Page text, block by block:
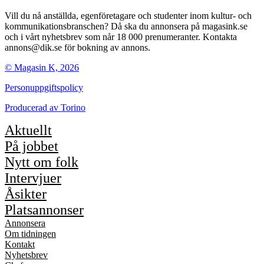
Vill du nå anställda, egenföretagare och studenter inom kultur- och
kommunikationsbranschen? Då ska du annonsera på magasink.se
och i vårt nyhetsbrev som når 18 000 prenumeranter. Kontakta
annons@dik.se för bokning av annons.
© Magasin K, 2026
Personuppgiftspolicy
Producerad av Torino
Aktuellt
På jobbet
Nytt om folk
Intervjuer
Åsikter
Platsannonser
Annonsera
Om tidningen
Kontakt
Nyhetsbrev